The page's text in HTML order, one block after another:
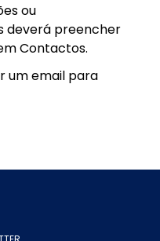
ou
deverá preencher
Contactos.
um email para